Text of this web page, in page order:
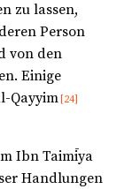
zu lassen,
Person
von den
Einige
Qayyim [24]
Ibn Taimīya
Handlungen